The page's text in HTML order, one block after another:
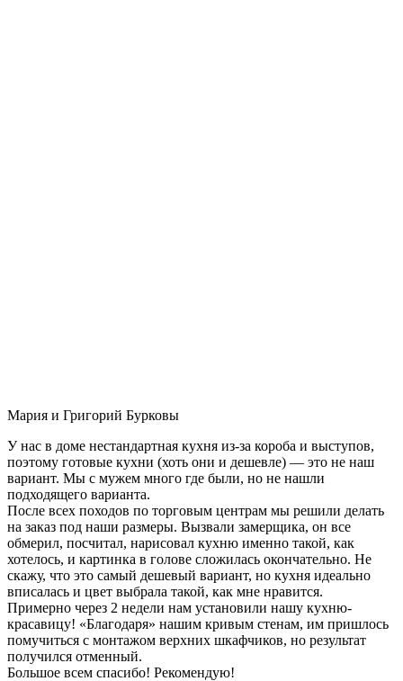
Мария и Григорий Бурковы
У нас в доме нестандартная кухня из-за короба и выступов,
поэтому готовые кухни (хоть они и дешевле) — это не наш
вариант. Мы с мужем много где были, но не нашли
подходящего варианта.
После всех походов по торговым центрам мы решили делать
на заказ под наши размеры. Вызвали замерщика, он все
обмерил, посчитал, нарисовал кухню именно такой, как
хотелось, и картинка в голове сложилась окончательно. Не
скажу, что это самый дешевый вариант, но кухня идеально
вписалась и цвет выбрала такой, как мне нравится.
Примерно через 2 недели нам установили нашу кухню-
красавицу! «Благодаря» нашим кривым стенам, им пришлось
помучиться с монтажом верхних шкафчиков, но результат
получился отменный.
Большое всем спасибо! Рекомендую!